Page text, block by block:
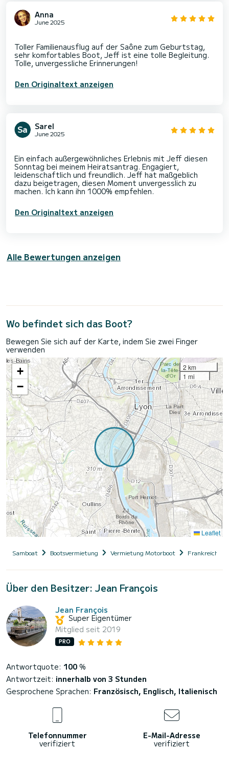
Anna
June 2025
Toller Familienausflug auf der Saône zum Geburtstag,
sehr komfortables Boot, Jeff ist eine tolle Begleitung.
Den Originaltext anzeigen
Sarel
June 2025
Ein einfach außergewöhnliches Erlebnis mit Jeff diesen
Sonntag bei meinem Heiratsantrag. Engagiert,
leidenschaftlich und freundlich. Jeff hat maßgeblich
dazu beigetragen, diesen Moment unvergesslich zu
Den Originaltext anzeigen
Alle Bewertungen anzeigen
Wo befindet sich das Boot?
Bewegen Sie sich auf der Karte, indem Sie zwei Finger
verwenden
+
−
2 km
1 mi
Leaflet
Samboat Bootsvermietung Vermietung Motorboot Frankreich
Über den Besitzer: Jean François
Jean François
Super Eigentümer
Mitglied seit 2019
PRO
Antwortquote: 100 %
Antwortzeit: innerhalb von 3 Stunden
Gesprochene Sprachen: Französisch, Englisch, Italienisch
Telefonnummer
verifiziert
E-Mail-Adresse
verifiziert